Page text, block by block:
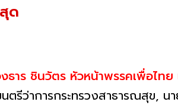
ด
ธาร ชินวัตร หัวหน้าพรรคเพื่อไท
รีว่าการกระทรวงสาธารณสุข, น